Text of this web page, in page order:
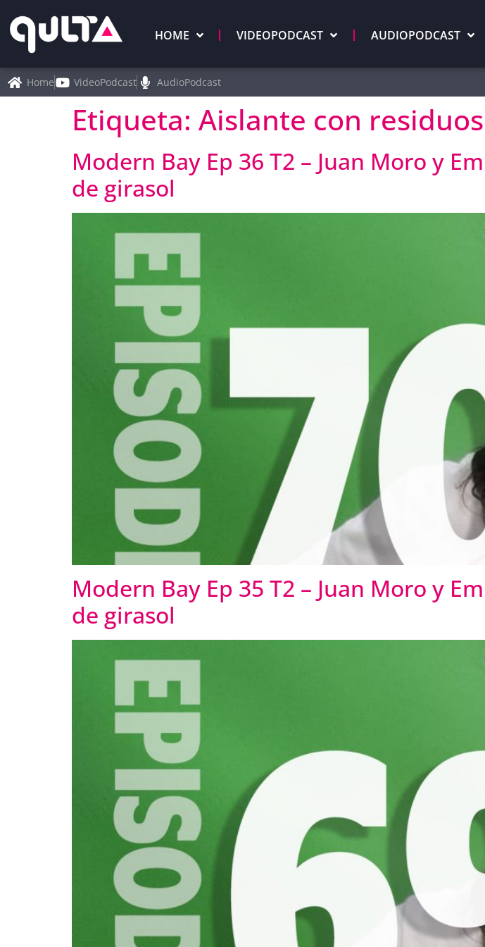
HOME VIDEOPODCAST AUDIOPODCAST
Home VideoPodcast AudioPodcast
Etiqueta: Aislante con
Modern Bay Ep 36 T2 – Juan Moro y
de girasol
Modern Bay Ep 35 T2 – Juan Moro y
de girasol